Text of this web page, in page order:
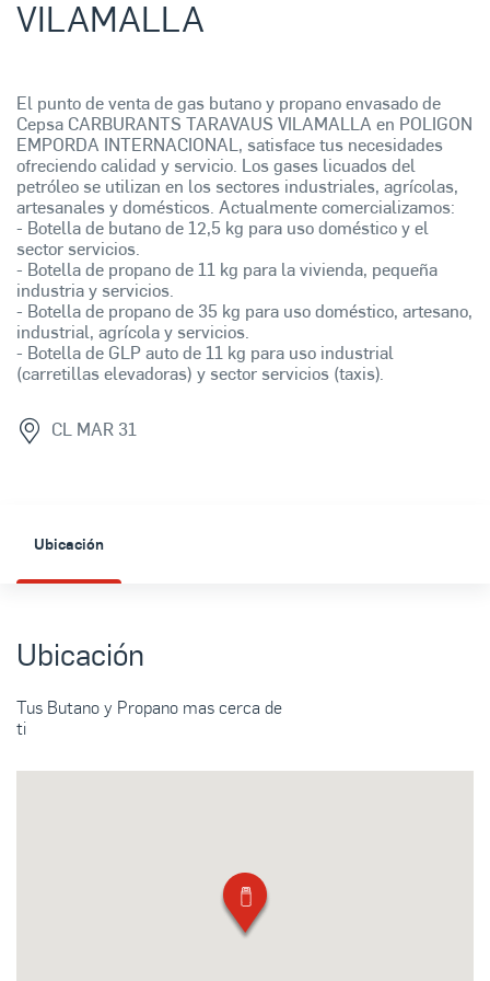
VILAMALLA
El punto de venta de gas butano y propano envasado de
Cepsa CARBURANTS TARAVAUS VILAMALLA en POLIGON
EMPORDA INTERNACIONAL, satisface tus necesidades
ofreciendo calidad y servicio. Los gases licuados del
petróleo se utilizan en los sectores industriales, agrícolas,
artesanales y domésticos. Actualmente comercializamos:
- Botella de butano de 12,5 kg para uso doméstico y el
sector servicios.
- Botella de propano de 11 kg para la vivienda, pequeña
industria y servicios.
- Botella de propano de 35 kg para uso doméstico, artesano,
industrial, agrícola y servicios.
- Botella de GLP auto de 11 kg para uso industrial
(carretillas elevadoras) y sector servicios (taxis).
CL MAR 31
Ubicación
Ubicación
Tus Butano y Propano mas cerca de
ti